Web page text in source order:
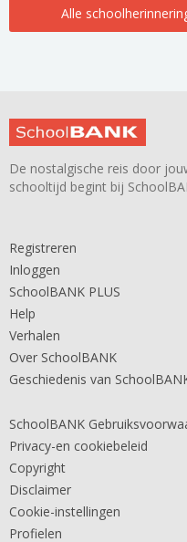
Alle
De nostalgische reis door
schooltijd begint bij
Registreren
Inloggen
SchoolBANK PLUS
Help
Verhalen
Over SchoolBANK
Geschiedenis van
SchoolBANK
Privacy-en cookiebeleid
Copyright
Disclaimer
Cookie-instellingen
Profielen